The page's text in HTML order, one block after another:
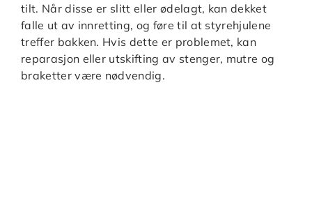
tilt. Når disse er slitt eller ødelagt, kan dekket
falle ut av innretting, og føre til at styrehjulene
treffer bakken. Hvis dette er problemet, kan
reparasjon eller utskifting av stenger, mutre og
braketter være nødvendig.